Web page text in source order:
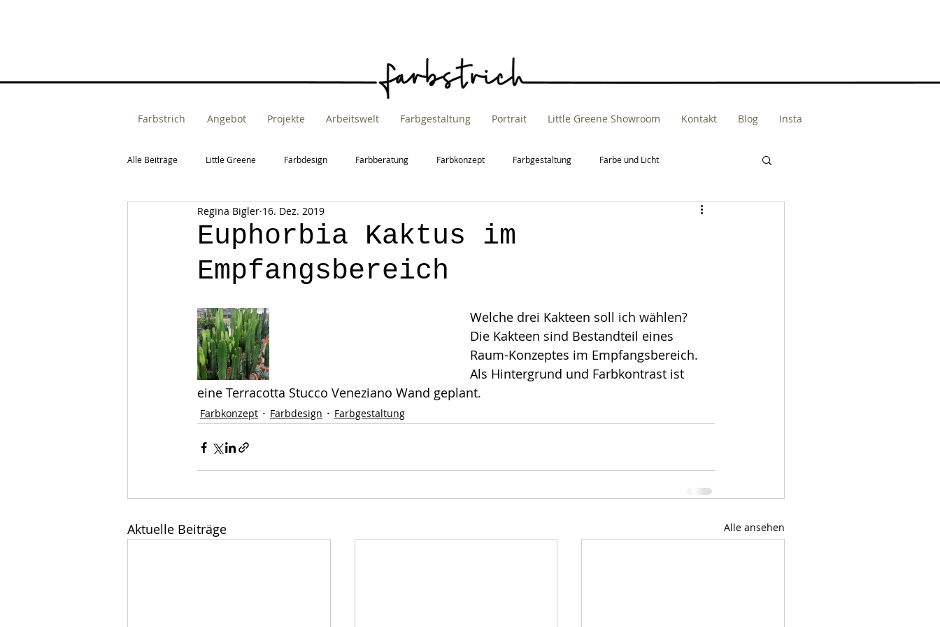
Farbstrich Angebot Projekte Arbeitswelt Farbgestaltung Portrait Little Greene Showroom Kontakt Blog Insta
Alle Beiträge Little Greene Farbdesign Farbberatung Farbkonzept Farbgestaltung Farbe und Licht
Fassadengestaltung Raumkonzept
Euphorbia Kaktus im
Empfangsbereich
Regina Bigler 16. Dez. 2019
Welche drei Kakteen soll ich wählen?
Die Kakteen sind Bestandteil eines
Raum-Konzeptes im Empfangsbereich.
Als Hintergrund und Farbkontrast ist
eine Terracotta Stucco Veneziano Wand geplant.
Farbkonzept Farbdesign Farbgestaltung
Aktuelle Beiträge Alle ansehen